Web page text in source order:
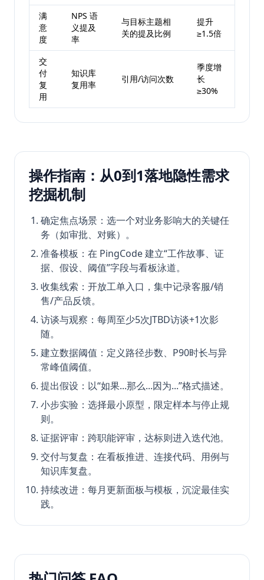
满
意
度
NPS 语
义提及
率
与目标主题相
关的提及比例
提升
≥1.5倍
交
付
复
用
知识库
复用率
引用/访问次数
季度增
长
≥30%
操作指南：从0到1落地隐性需求
挖掘机制
确定焦点场景：选一个对业务影响大的关键任
务（如审批、对账）。
准备模板：在 PingCode 建立“工作故事、证
据、假设、阈值”字段与看板泳道。
收集线索：开放工单入口，集中记录客服/销
售/产品反馈。
访谈与观察：每周至少5次JTBD访谈+1次影
随。
建立数据阈值：定义路径步数、P90时长与异
常峰值阈值。
提出假设：以“如果...那么...因为...”格式描述。
小步实验：选择最小原型，限定样本与停止规
则。
证据评审：跨职能评审，达标则进入迭代池。
交付与复盘：在看板推进、连接代码、用例与
知识库复盘。
持续改进：每月更新面板与模板，沉淀最佳实
践。